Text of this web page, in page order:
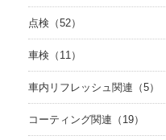
点検（52）
車検（11）
車内リフレッシュ関連（5）
コーティング関連（19）